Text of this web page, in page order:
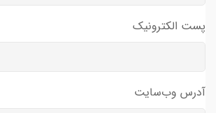
پست الکترونیک
آدرس وب‌سایت